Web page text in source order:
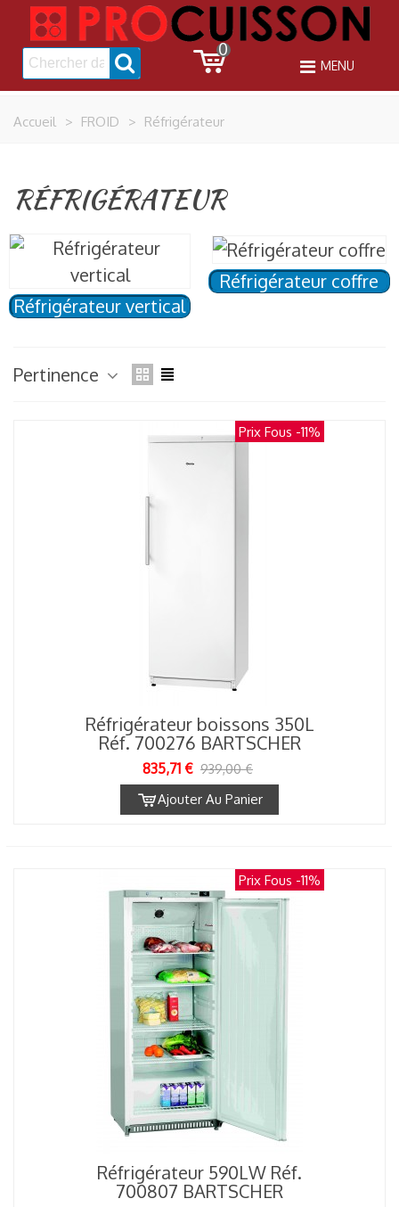
0
MENU
Accueil > FROID > Réfrigérateur
RÉFRIGÉRATEUR
Réfrigérateur vertical
Réfrigérateur coffre
Pertinence
Prix Fous -11%
Réfrigérateur boissons 350L
Réf. 700276 BARTSCHER
835,71 € 939,00 €
Ajouter Au Panier
Prix Fous -11%
Réfrigérateur 590LW Réf.
700807 BARTSCHER